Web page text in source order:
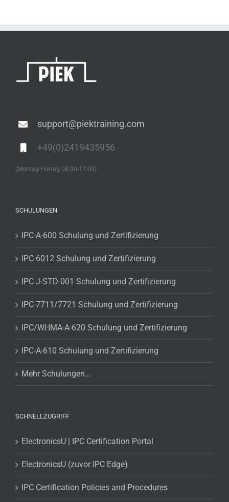
support@piektraining.com
+49(0)2419435956
(Montag-Freitag 08:00-17:00)
SCHULUNGEN
IPC-A-600 Schulung und Zertifizierung
IPC-6012 Schulung und Zertifizierung
IPC J-STD-001 Schulung und Zertifizierung
IPC-7711/7721 Schulung und Zertifizierung
IPC/WHMA-A-620 Schulung und Zertifizierung
IPC-A-610 Schulung und Zertifizierung
Mehr Schulungen…
SCHNELLZUGRIFF
ElectronicsU | IPC Certification Portal
ElectronicsU (zuvor IPC Edge)
IPC Certification Policies and Procedures